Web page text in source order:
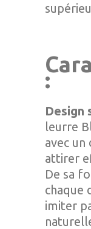
:
Design
leurre
avec un
attirer
De sa
chaque
imiter